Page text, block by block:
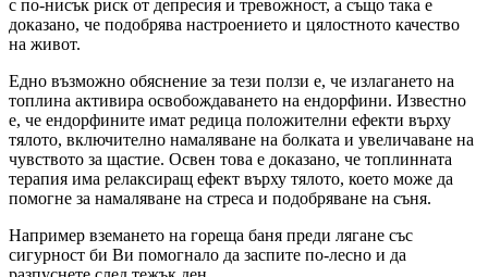
с по-нисък риск от депресия и тревожност, а също така е
доказано, че подобрява настроението и цялостното качество
на живот.
Едно възможно обяснение за тези ползи е, че излагането на
топлина активира освобождаването на ендорфини. Известно
е, че ендорфините имат редица положителни ефекти върху
тялото, включително намаляване на болката и увеличаване на
чувството за щастие. Освен това е доказано, че топлинната
терапия има релаксиращ ефект върху тялото, което може да
помогне за намаляване на стреса и подобряване на съня.
Например вземането на гореща баня преди лягане със
сигурност би Ви помогнало да заспите по-лесно и да